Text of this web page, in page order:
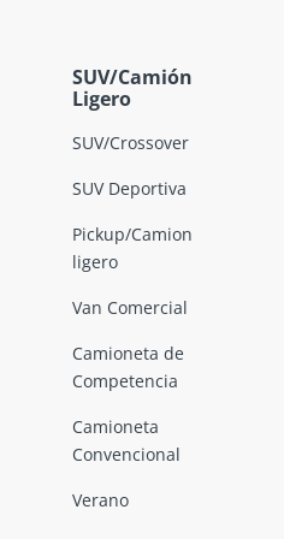
SUV/Camión
Ligero
SUV/Crossover
SUV Deportiva
Pickup/Camion
ligero
Van Comercial
Camioneta de
Competencia
Camioneta
Convencional
Verano